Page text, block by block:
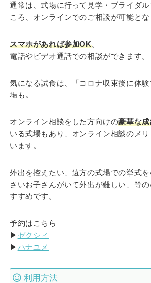
通常は、式場に行って見学・ブライダル
ころ、オンラインでのご相談が可能とな
スマホがあれば参加OK。
電話やビデオ通話での相談ができます。
気になる試食は、「コロナ収束後に体
場も。
オンライン相談をした方向けの豪華な
いる式場もあり、オンライン相談のメ
います。
外出を控えたい、遠方の式場での挙式
さいお子さんがいて外出が難しい、等
すすめです。
予約はこちら
▶ ゼクシィ
▶ ハナユメ
利用方法